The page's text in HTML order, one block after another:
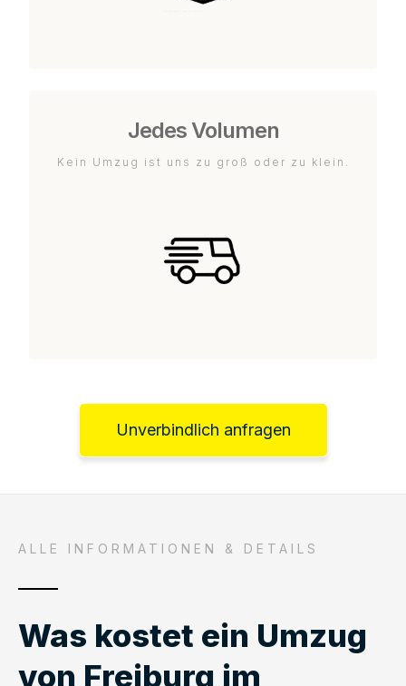
Jedes Volumen
Kein Umzug ist uns zu groß oder zu klein.
Unverbindlich anfragen
ALLE INFORMATIONEN & DETAILS
Was kostet ein Umzug
von Freiburg im